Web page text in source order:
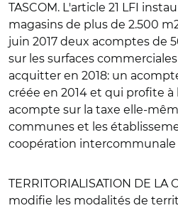
TASCOM. L'article 21 LFI
magasins de plus de 2.500
juin 2017 deux acomptes de
sur les surfaces
acquitter en 2018: un
créée en 2014 et qui profite
acompte sur la taxe elle-
communes et les
coopération intercommunale
TERRITORIALISATION DE LA
modifie les modalités de